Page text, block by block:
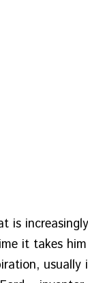
is
it takes
usually